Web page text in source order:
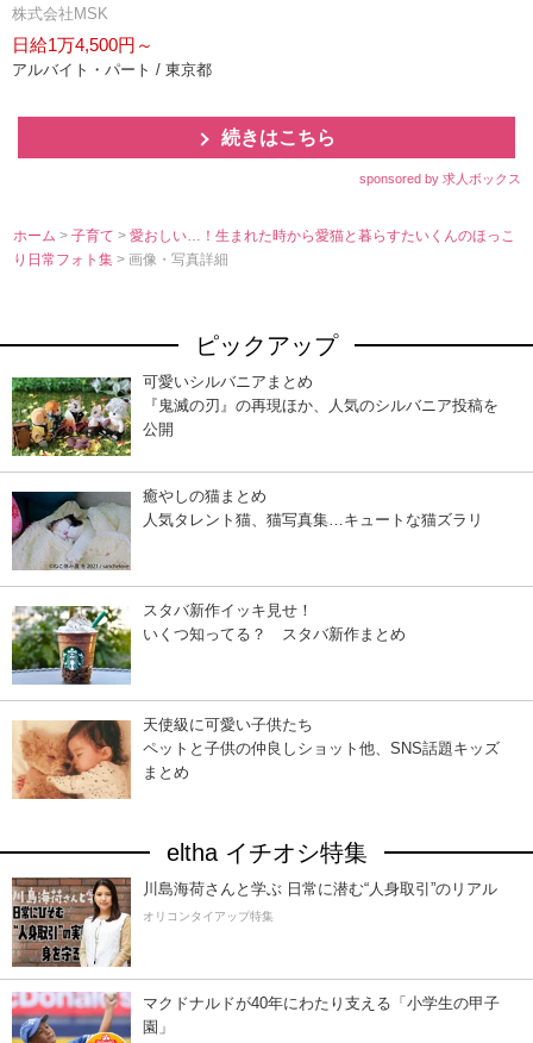
株式会社MSK
日給1万4,500円～
アルバイト・パート / 東京都
続きはこちら
sponsored by 求人ボックス
ホーム >子育て>愛おしい…！生まれた時から愛猫と暮らすたいくんのほっこ
り日常フォト集> 画像・写真詳細
ピックアップ
可愛いシルバニアまとめ
『鬼滅の刃』の再現ほか、人気のシルバニア投稿を
公開
癒やしの猫まとめ
人気タレント猫、猫写真集…キュートな猫ズラリ
スタバ新作イッキ見せ！
いくつ知ってる？ スタバ新作まとめ
天使級に可愛い子供たち
ペットと子供の仲良しショット他、SNS話題キッズ
まとめ
eltha イチオシ特集
川島海荷さんと学ぶ 日常に潜む“人身取引”のリアル
オリコンタイアップ特集
マクドナルドが40年にわたり支える「小学生の甲子
園」